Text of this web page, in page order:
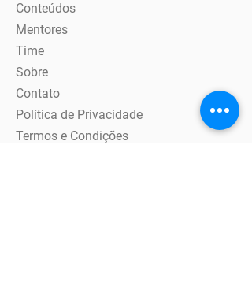
Conteúdos
Mentores
Time
Sobre
Contato
Política de Privacidade
Termos e Condições